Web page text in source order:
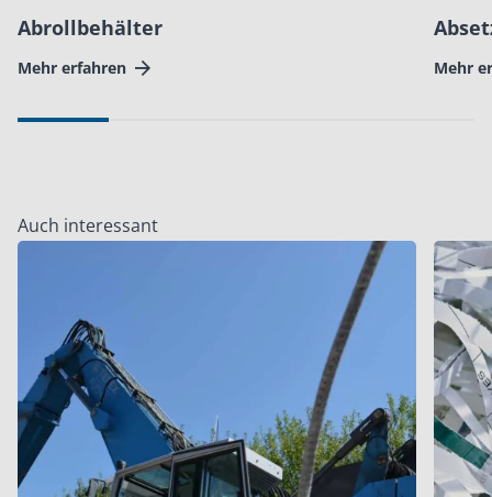
Abrollbehälter
Mehr erfahren Mehr
Auch interessant